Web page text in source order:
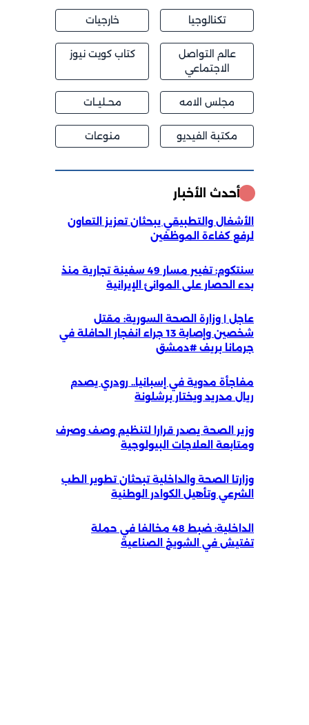
تكنالوجيا خارجيات
عالم التواصل
الاجتماعي
كتاب كويت نيوز
مجلس الامه محــليــات
مكتبة الفيديو منوعات
أحدث الأخبار
الأشغال والتطبيقي يبحثان تعزيز التعاون
لرفع كفاءة الموظفين
سنتكوم: تغيير مسار 49 سفينة تجارية منذ
بدء الحصار على الموانئ الإيرانية
عاجل | وزارة الصحة السورية: مقتل
شخصين وإصابة 13 جراء انفجار الحافلة في
جرمانا بريف #دمشق
مفاجأة مدوية في إسبانيا.. رودري يصدم
ريال مدريد ويختار برشلونة
وزير الصحة يصدر قرارا لتنظيم وصف وصرف
ومتابعة العلاجات البيولوجية
وزارتا الصحة والداخلية تبحثان تطوير الطب
الشرعي وتأهيل الكوادر الوطنية
الداخلية: ضبط 48 مخالفا في حملة
تفتيش في الشويخ الصناعية